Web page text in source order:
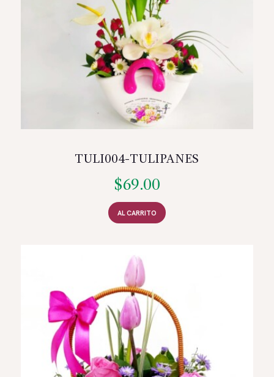
TULI004-TULIPANES
$69.00
AL CARRITO